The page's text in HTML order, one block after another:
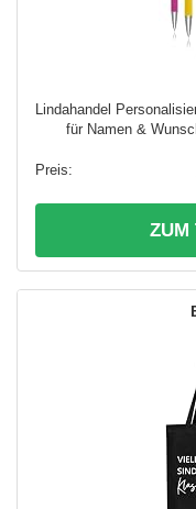
Lindahandel
für Namen &
ZUM